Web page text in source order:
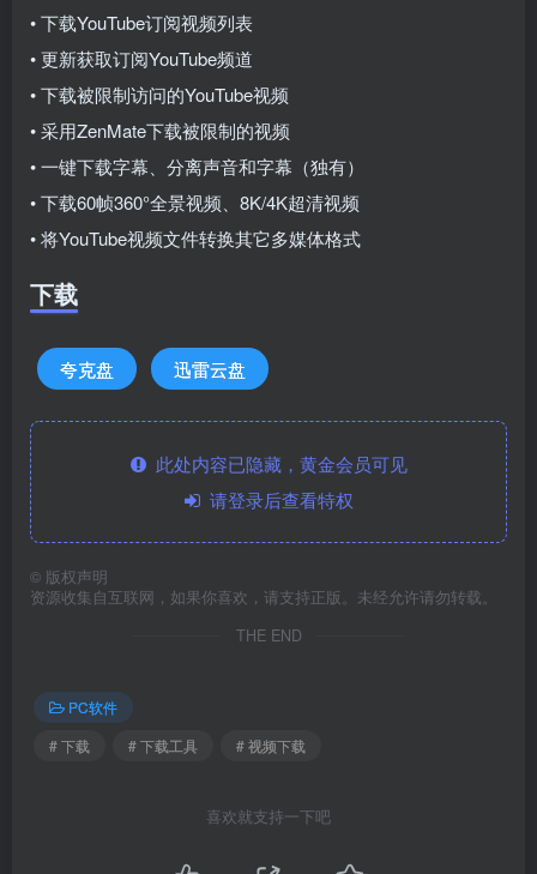
• 下载YouTube订阅视频列表
• 更新获取订阅YouTube频道
• 下载被限制访问的YouTube视频
• 采用ZenMate下载被限制的视频
• 一键下载字幕、分离声音和字幕（独有）
• 下载60帧360°全景视频、8K/4K超清视频
• 将YouTube视频文件转换其它多媒体格式
下载
夸克盘 迅雷云盘
此处内容已隐藏，黄金会员可见
请登录后查看特权
© 版权声明
资源收集自互联网，如果你喜欢，请支持正版。未经允许请勿转载。
THE END
PC软件
# 下载
# 下载工具 # 视频下载
喜欢就支持一下吧